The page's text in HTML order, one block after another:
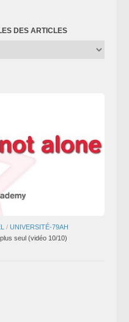
DES ARTICLES
/ UNIVERSITÉ-79AH
seul (vidéo 10/10)